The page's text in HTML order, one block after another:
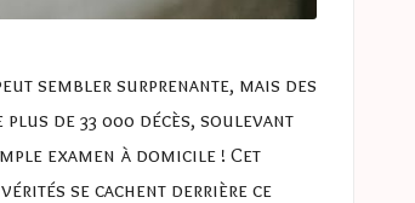
sembler surprenante, mais des
de 33 000 décès, soulevant
examen à domicile ! Cet
se cachent derrière ce